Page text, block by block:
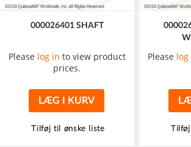
000026401 SHAFT
Please log in to view product
prices.
LÆG I KURV
Tilføj til ønske liste
Please log